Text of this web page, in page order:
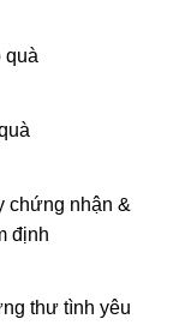
quà
chứng nhận &
định
thư tình yêu